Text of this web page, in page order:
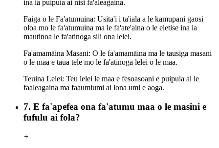
ina ia puipuia ai nisi fa'aleagaina.
Faiga o le Fa'atumuina: Usita'i i ta'iala a le kamupani gaosi
oloa mo le fa'atumuina ma le fa'ate'aina o le eletise ina ia
mautinoa le fa'atinoga sili ona lelei.
Fa'amamāina Masani: O le fa'amamāina ma le tausiga masani
o le maa e taua tele mo le fa'atinoga lelei o le maa.
Teuina Lelei: Teu lelei le maa e fesoasoani e puipuia ai le
faaleagaina ma faaumiumi ai lona umi e aoga.
7. E fa'apefea ona fa'atumu maa o le masini e
fufulu ai fola?
+